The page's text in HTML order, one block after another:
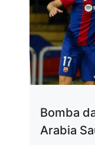
Bomba
Arabia